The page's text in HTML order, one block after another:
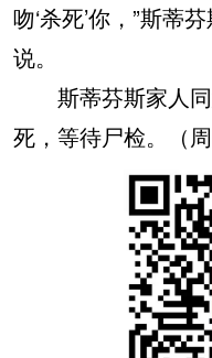
吻‘杀死’你，”斯蒂
说。
斯蒂芬斯家人同
死，等待尸检。（